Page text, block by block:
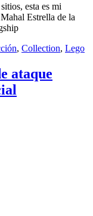
esta es mi
Estrella de la
, Collection, Lego
ataque